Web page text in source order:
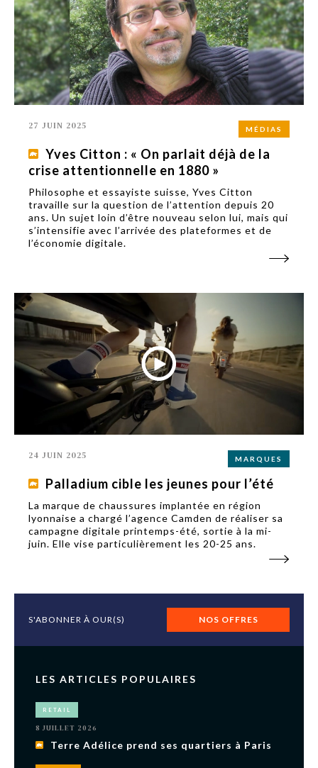
MÉDIAS
27 JUIN 2025
Yves Citton : « On parlait déjà de la
crise attentionnelle en 1880 »
Philosophe et essayiste suisse, Yves Citton
travaille sur la question de l’attention depuis 20
ans. Un sujet loin d’être nouveau selon lui, mais qui
s’intensifie avec l’arrivée des plateformes et de
l’économie digitale.
MARQUES
24 JUIN 2025
Palladium cible les jeunes pour l’été
La marque de chaussures implantée en région
lyonnaise a chargé l’agence Camden de réaliser sa
campagne digitale printemps-été, sortie à la mi-
juin. Elle vise particulièrement les 20-25 ans.
S'ABONNER À OUR(S) NOS OFFRES
LES ARTICLES POPULAIRES
RETAIL
8 JUILLET 2026
Terre Adélice prend ses quartiers à Paris